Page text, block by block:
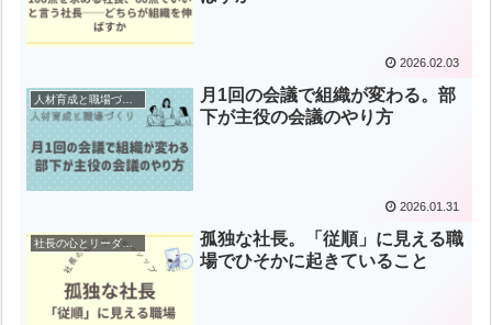
2026.02.03
人材育成と職場づくり
月1回の会議で組織が変わる。部
下が主役の会議のやり方
2026.01.31
社長の心とリーダーシップ
孤独な社長。「従順」に見える職
場でひそかに起きていること